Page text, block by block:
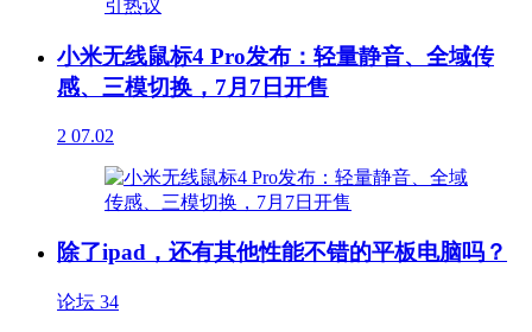
小米无线鼠标4 Pro发布：轻量静音、全域传
感、三模切换，7月7日开售
2 07.02
除了ipad，还有其他性能不错的平板电脑吗？
论坛 34